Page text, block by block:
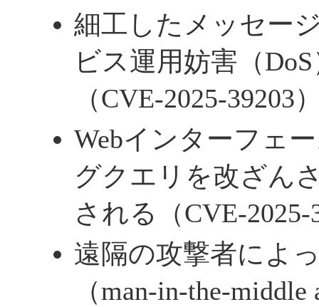
細工したメッセー
ビス運用妨害（
（CVE-2025-39203
Webインターフェ
グクエリを改ざん
される（CVE-2025-
遠隔の攻撃者によ
（man-in-the-